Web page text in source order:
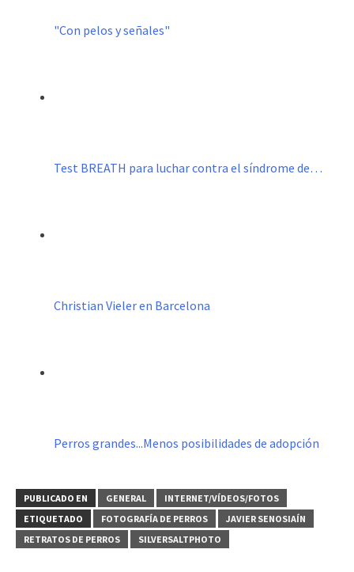
"Con pelos y señales"
Test BREATH para luchar contra el síndrome de…
Christian Vieler en Barcelona
Perros grandes...Menos posibilidades de adopción
PUBLICADO EN GENERAL
INTERNET/VÍDEOS/FOTOS
ETIQUETADO
FOTOGRAFÍA DE PERROS
JAVIER SENOSIAÍN
RETRATOS DE PERROS
SILVERSALTPHOTO